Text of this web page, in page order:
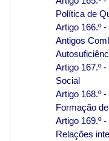
Política de
Artigo 166.º
Antigos
Artigo 167.º
Social
Artigo 168.º
Formação
Artigo 169.º
Relações